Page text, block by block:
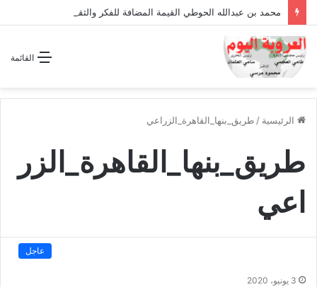
محمد بن عبدالله الحوطي القيمة المضافة للفكر والثقافة والتاريخ !
القائمة
الرئيسية / طريق_بنها_القاهرة_الزراعي
طريق_بنها_القاهرة_الزر
اعي
عاجل
3 يونيو، 2020